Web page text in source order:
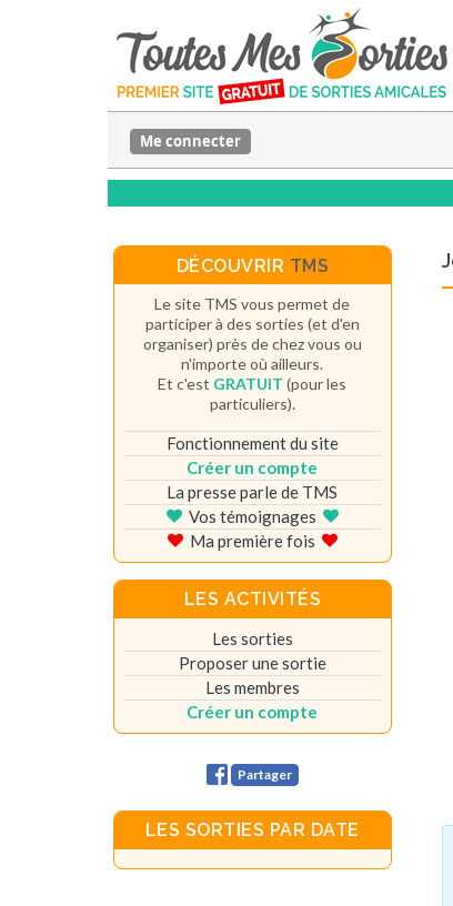
Me connecter
DÉCOUVRIR TMS
Le site TMS vous permet de
participer à des sorties (et d'en
organiser) près de chez vous ou
n'importe où ailleurs.
Et c'est GRATUIT (pour les
particuliers).
Fonctionnement du site
Créer un compte
La presse parle de TMS
Vos témoignages
Ma première fois
LES ACTIVITÉS
Les sorties
Proposer une sortie
Les membres
Créer un compte
Partager
LES SORTIES PAR DATE